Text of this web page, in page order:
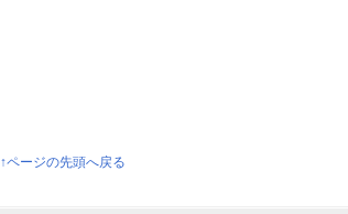
↑ページの先頭へ戻る